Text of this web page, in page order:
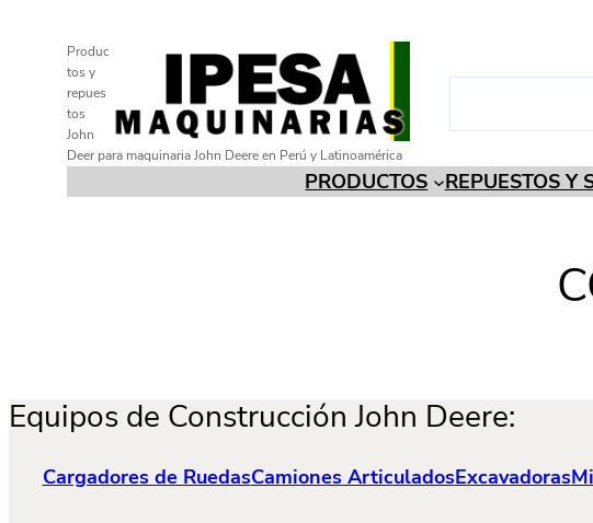
contenido
Produc
tos y
repues
tos
John
Deer para maquinaria John Deere en Perú y Latinoamérica
c
a
PRODUCTOS REPUESTOS Y
Equipos de Construcción John Deere:
Cargadores de RuedasCamiones ArticuladosExcavadoras